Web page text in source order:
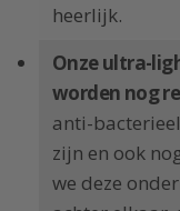
heerlijk.
Onze ultra-
worden nog
anti-
zijn en ook
we deze